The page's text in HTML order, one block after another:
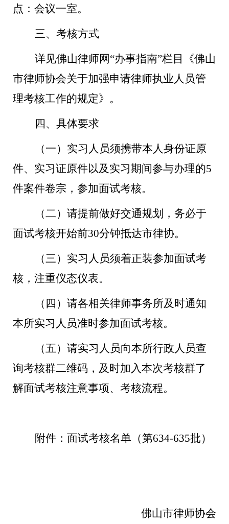
点： 会议一室。
三、考核方式
详见佛山律师网“办事指南”栏目《佛山
市律师协会关于加强申请律师执业人员管
理考核工作的规定》。
四、具体要求
（一） 实习人员须携带本人身份证原
件、实习证原件以及实习期间参与办理的5
件案件卷宗，参加面试考核。
（二）请提前做好交通规划，务必于
面试考核开始前30分钟抵达市律协。
（三）实习人员须着正装参加面试考
核 ， 注重仪态仪表。
（ 四 ）请各相关律师事务所及时通知
本所实习人员准时参加面试考核。
（五） 请实习人员向本所行政人员查
询考核群二维码， 及时加入本次考核群了
解面试考核注意事项、考核流程。
附件：面试考核名单（第634-635批）
佛山市律师协会